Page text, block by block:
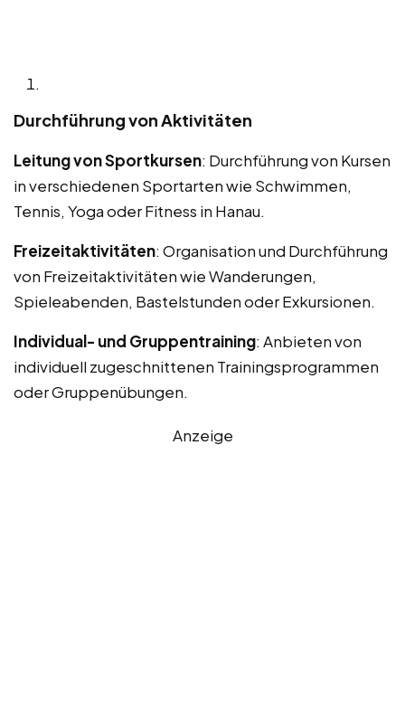
Durchführung von Aktivitäten
Leitung von Sportkursen: Durchführung von Kursen
in verschiedenen Sportarten wie Schwimmen,
Tennis, Yoga oder Fitness in Hanau.
Freizeitaktivitäten: Organisation und Durchführung
von Freizeitaktivitäten wie Wanderungen,
Spieleabenden, Bastelstunden oder Exkursionen.
Individual- und Gruppentraining: Anbieten von
individuell zugeschnittenen Trainingsprogrammen
oder Gruppenübungen.
Anzeige